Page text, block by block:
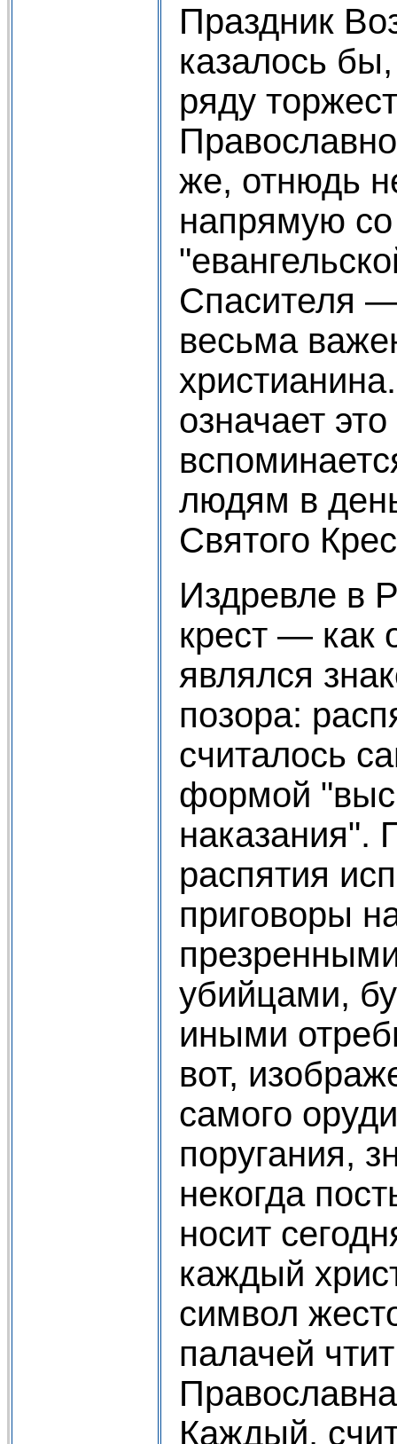
Праздник
казалось
ряду
же, отнюдь
напрямую
Спасителя
весьма
означает
людям в
Святого
Издревле в
крест — как
являлся
позора:
считалось
формой
наказания".
распятия
приговоры
убийцами,
иными
вот,
самого
поругания,
некогда
носит
каждый
символ
палачей
Каждый,